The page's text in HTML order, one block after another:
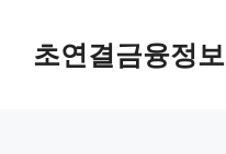
초연결금융정보